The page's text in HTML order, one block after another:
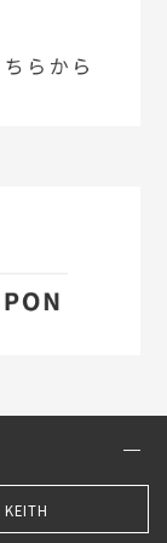
KEITH